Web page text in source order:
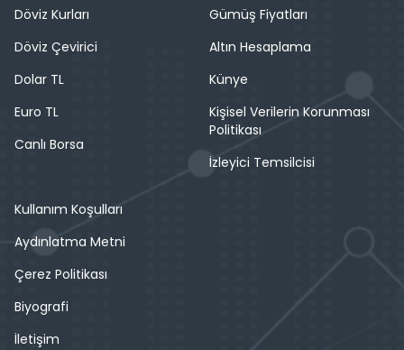
Döviz Kurları
Döviz Çevirici
Dolar TL
Euro TL
Canlı Borsa
Gümüş Fiyatları
Altın Hesaplama
Künye
Kişisel Verilerin Korunması
Politikası
İzleyici Temsilcisi
Kullanım Koşulları
Aydınlatma Metni
Çerez Politikası
Biyografi
İletişim